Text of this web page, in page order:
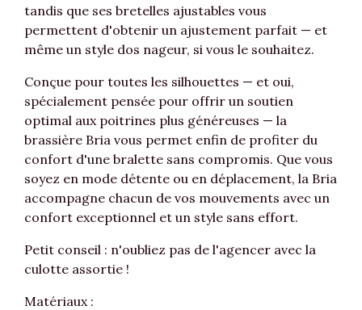
tandis que ses bretelles ajustables vous
permettent d'obtenir un ajustement parfait — et
même un style dos nageur, si vous le souhaitez.
Conçue pour toutes les silhouettes — et oui,
spécialement pensée pour offrir un soutien
optimal aux poitrines plus généreuses — la
brassière Bria vous permet enfin de profiter du
confort d'une bralette sans compromis. Que vous
soyez en mode détente ou en déplacement, la Bria
accompagne chacun de vos mouvements avec un
confort exceptionnel et un style sans effort.
Petit conseil : n'oubliez pas de l'agencer avec la
culotte assortie !
Matériaux :